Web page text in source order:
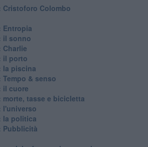
Cristoforo Colombo
Entropia
il sonno
Charlie
il porto
la piscina
Tempo & senso
il cuore
morte, tasse e bicicletta
l'universo
la politica
Pubblicità